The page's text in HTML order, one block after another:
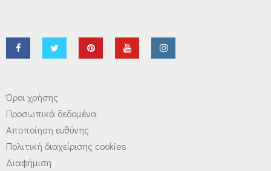
Όροι χρήσης
Προσωπικά δεδομένα
Αποποίηση ευθύνης
Πολιτική διαχείρισης cookies
Διαφήμιση